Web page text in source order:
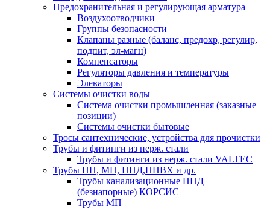
Предохранительная и регулирующая арматура
Воздухоотводчики
Группы безопасности
Клапаны разные (баланс, предохр, регулир,
подпит, эл-магн)
Компенсаторы
Регуляторы давления и температуры
Элеваторы
Системы очистки воды
Система очистки промышленная (заказные
позиции)
Системы очистки бытовые
Тросы сантехнические, устройства для прочистки
Трубы и фитинги из нерж. стали
Трубы и фитинги из нерж. стали VALTEC
Трубы ПП, МП, ПНД,НПВХ и др.
Трубы канализационные ПНД
(безнапорные) КОРСИС
Трубы МП